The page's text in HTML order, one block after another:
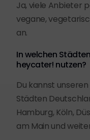
Ja, viele Anbieter
vegane,
an.
In welchen
heycater! nutzen?
Du kannst
Städten
Hamburg, Köln,
am Main und